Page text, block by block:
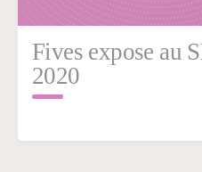
Fives expose au
2020